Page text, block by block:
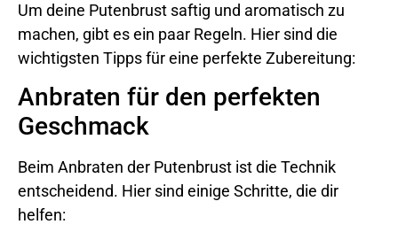
Um deine Putenbrust saftig und aromatisch zu
machen, gibt es ein paar Regeln. Hier sind die
wichtigsten Tipps für eine perfekte Zubereitung:
Anbraten für den perfekten
Geschmack
Beim Anbraten der Putenbrust ist die Technik
entscheidend. Hier sind einige Schritte, die dir
helfen: